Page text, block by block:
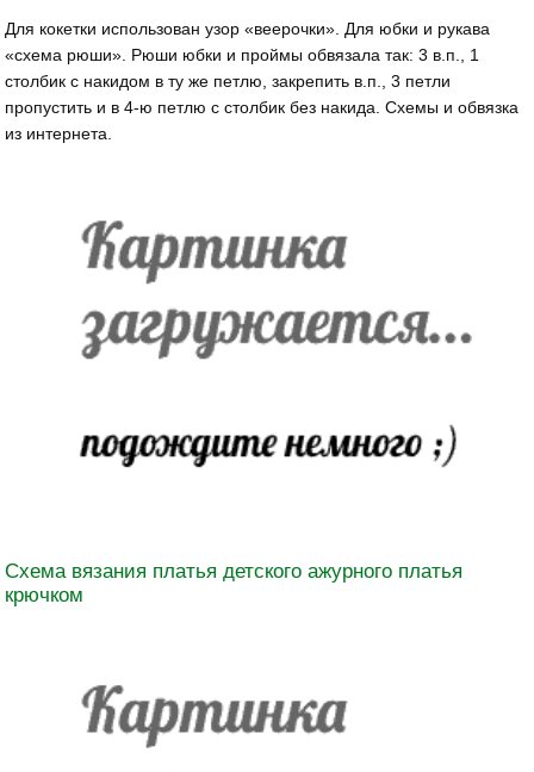
Для кокетки использован узор «веерочки». Для юбки и рукава
«схема рюши». Рюши юбки и проймы обвязала так: 3 в.п., 1
столбик с накидом в ту же петлю, закрепить в.п., 3 петли
пропустить и в 4-ю петлю с столбик без накида. Схемы и обвязка
из интернета.
Схема вязания платья детского ажурного платья
крючком